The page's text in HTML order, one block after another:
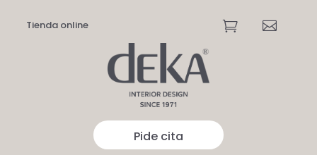
Tienda online  
Pide cita